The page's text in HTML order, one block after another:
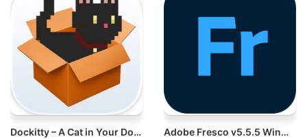
Dockitty – A Cat in Your Dock v1.2.6 Mac桌面宠物应用破解版
Adobe Fresco v5.5.5 Win多语言破解版